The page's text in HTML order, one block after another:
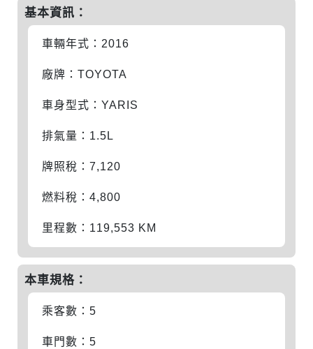
基本資訊：
車輛年式：2016
廠牌：TOYOTA
車身型式：YARIS
排氣量：1.5L
牌照稅：7,120
燃料稅：4,800
里程數：119,553 KM
本車規格：
乘客數：5
車門數：5